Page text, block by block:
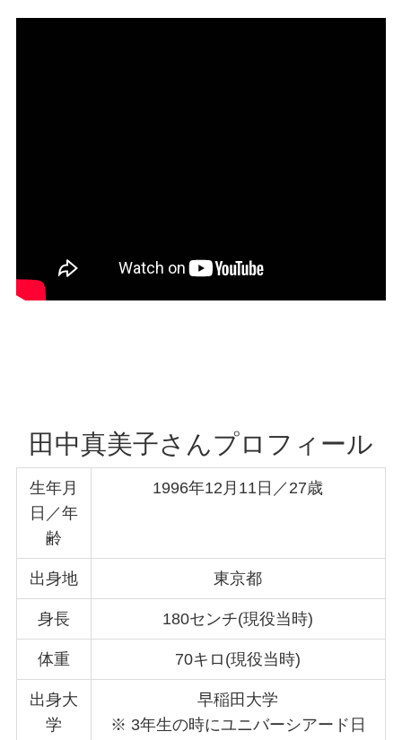
田中真美子さんプロフィール
生年月
日／年
齢
1996年12月11日／27歳
出身地 東京都
身長 180センチ(現役当時)
体重 70キロ(現役当時)
出身大
学
早稲田大学
※ 3年生の時にユニバーシアード日